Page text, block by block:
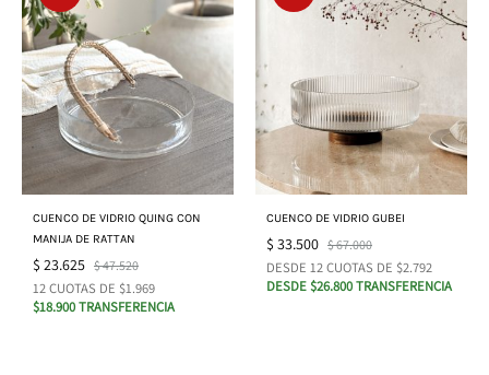
CUENCO DE VIDRIO QUING CON
MANIJA DE RATTAN
$ 23.625 $47.520
12 CUOTAS DE $1.969
$18.900 TRANSFERENCIA
CUENCO DE VIDRIO GUBEI
$ 33.500 $67.000
DESDE 12 CUOTAS DE $2.792
DESDE $26.800 TRANSFERENCIA